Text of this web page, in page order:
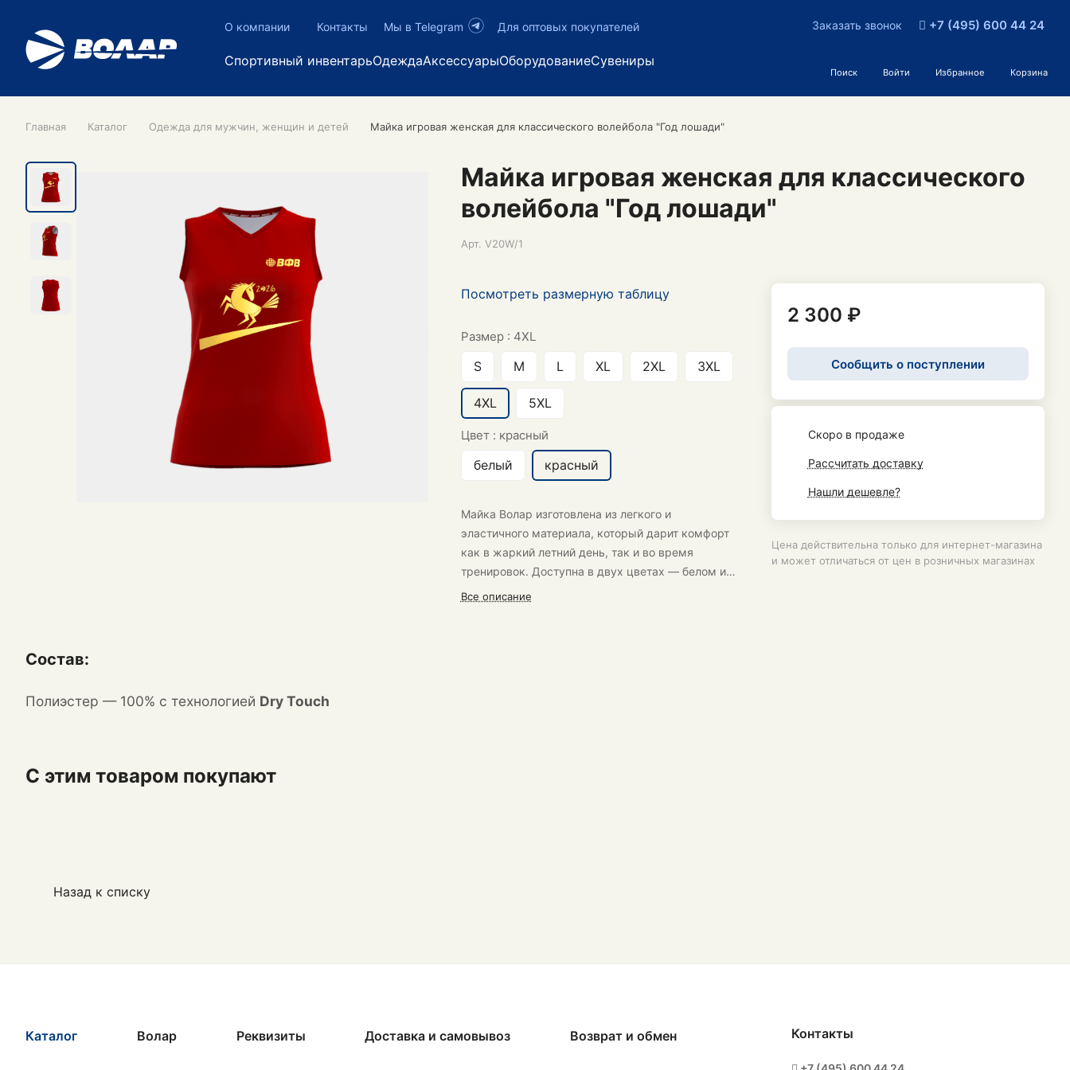
О компании Контакты Мы в Telegram Для оптовых покупателей
Спортивный инвентарьОдеждаАксессуарыОборудованиеСувениры
Заказать звонок +7 (495) 600 44 24
Поиск Войти Избранное Корзина
Главная Каталог Одежда для мужчин, женщин и детей Майка игровая женская для классического волейбола "Год лошади"
Майка игровая женская для классического
волейбола "Год лошади"
Арт. V20W/1
Посмотреть размерную таблицу
Размер : 4XL
S M L XL 2XL 3XL
4XL 5XL
Цвет : красный
белый красный
Майка Волар изготовлена из легкого и
эластичного материала, который дарит комфорт
как в жаркий летний день, так и во время
тренировок. Доступна в двух цветах — белом и
красном. По бокам украшена контрастными
Все описание
2 300 ₽
Сообщить о поступлении
Cкоро в продаже
Рассчитать доставку
Нашли дешевле?
Цена действительна только для интернет-магазина
и может отличаться от цен в розничных магазинах
Состав:
Полиэстер — 100% с технологией Dry Touch
С этим товаром покупают
Назад к списку
Каталог Волар Реквизиты Доставка и самовывоз Возврат и обмен Контакты